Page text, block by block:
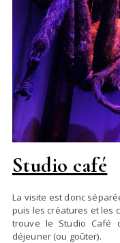
Studio café
La visite est donc
puis les créatures et les
trouve le Studio Café
déjeuner (ou goûter).